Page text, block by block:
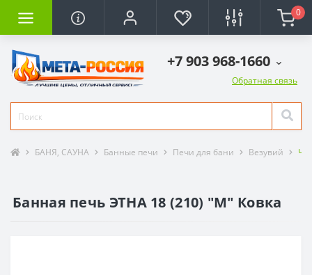
0
+7 903 968-1660
Обратная связь
БАНЯ, САУНА Банные печи Печи для бани Везувий
Банная печь ЭТНА 18 (210) "М" Ковка